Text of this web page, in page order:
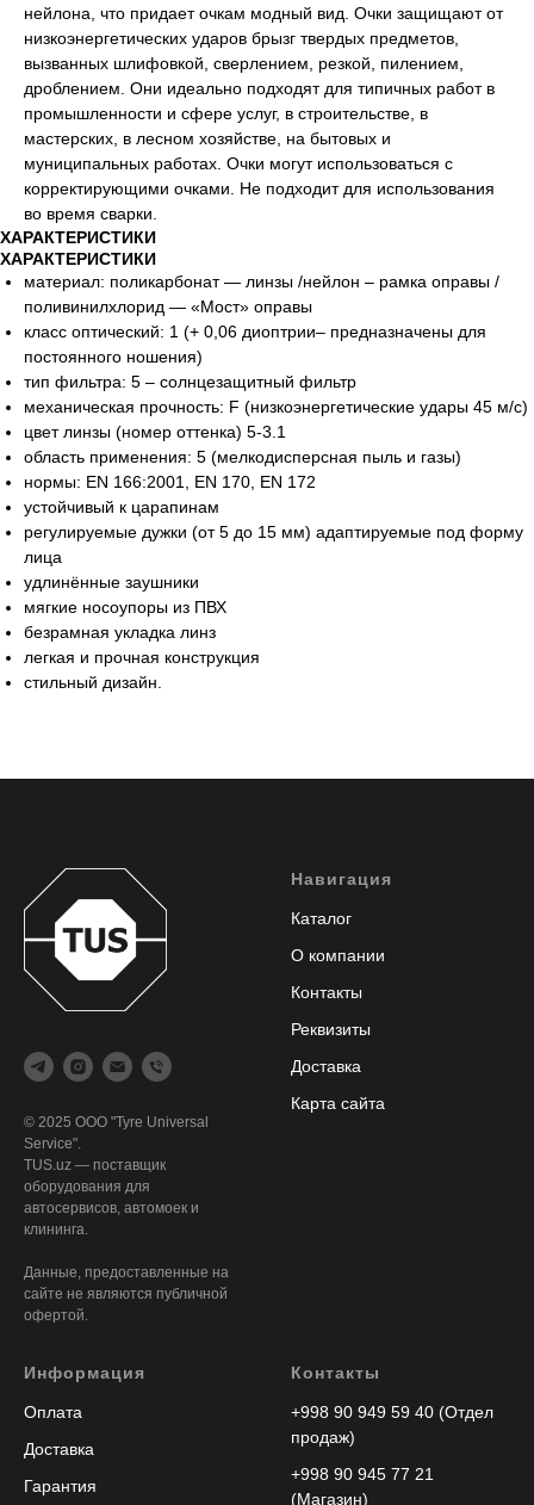
нейлона, что придает очкам модный вид. Очки защищают от
низкоэнергетических ударов брызг твердых предметов,
вызванных шлифовкой, сверлением, резкой, пилением,
дроблением. Они идеально подходят для типичных работ в
промышленности и сфере услуг, в строительстве, в
мастерских, в лесном хозяйстве, на бытовых и
муниципальных работах. Очки могут использоваться с
корректирующими очками. Не подходит для использования
во время сварки.
ХАРАКТЕРИСТИКИ
ХАРАКТЕРИСТИКИ
материал: поликарбонат — линзы /нейлон – рамка оправы /
поливинилхлорид — «Мост» оправы
класс оптический: 1 (+ 0,06 диоптрии– предназначены для
постоянного ношения)
тип фильтра: 5 – солнцезащитный фильтр
механическая прочность: F (низкоэнергетические удары 45 м/с)
цвет линзы (номер оттенка) 5-3.1
область применения: 5 (мелкодисперсная пыль и газы)
нормы: EN 166:2001, EN 170, EN 172
устойчивый к царапинам
регулируемые дужки (от 5 до 15 мм) адаптируемые под форму
лица
удлинённые заушники
мягкие носоупоры из ПВХ
безрамная укладка линз
легкая и прочная конструкция
стильный дизайн.
© 2025 ООО "Tyre Universal
Service".
TUS.uz — поставщик
оборудования для
автосервисов, автомоек и
клининга.
Данные, предоставленные на
сайте не являются публичной
офертой.
Навигация
Каталог
О компании
Контакты
Реквизиты
Доставка
Карта сайта
Информация
Оплата
Доставка
Гарантия
Контакты
+998 90 949 59 40 (Отдел
продаж)
+998 90 945 77 21
(Магазин)